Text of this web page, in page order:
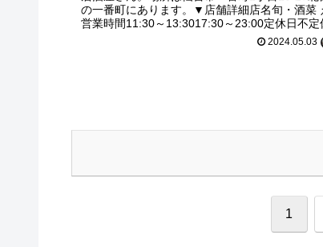
の一番町にあります。▼店舗詳細店名旬・酒菜
営業時間11:30～13:3017:30～23:00定休日不定
2024.05.03
1